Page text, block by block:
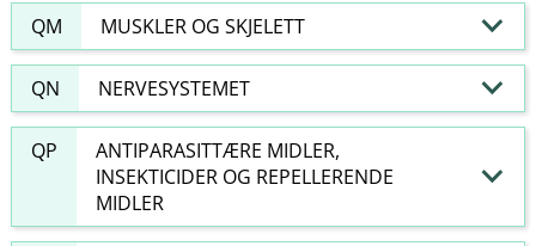
QM MUSKLER OG SKJELETT
QN NERVESYSTEMET
QP
ANTIPARASITTÆRE MIDLER,
INSEKTICIDER OG REPELLERENDE
MIDLER